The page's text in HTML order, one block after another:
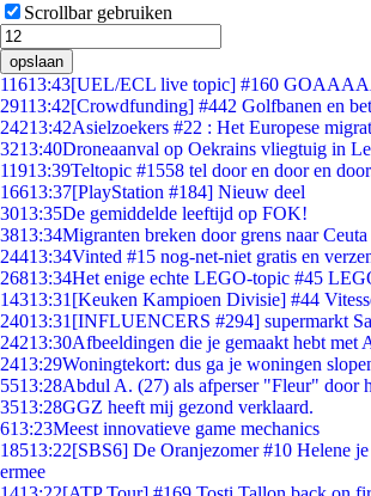
Scrollbar gebruiken
opslaan
11613:43[UEL/ECL live topic] #160
29113:42[Crowdfunding] #442 Golfbanen en
24213:42Asielzoekers #22 : Het Europese
3213:40Droneaanval op Oekrains vliegtuig in
11913:39Teltopic #1558 tel door en door en
16613:37[PlayStation #184] Nieuw deel
3013:35De gemiddelde leeftijd op FOK!
3813:34Migranten breken door grens naar
24413:34Vinted #15 nog-net-niet gratis en
26813:34Het enige echte LEGO-topic #45
14313:31 [Keuken Kampioen Divisie] #44
24013:31 [INFLUENCERS #294] supermarkt
24213:30Afbeeldingen die je gemaakt hebt met
2413:29Woningtekort: dus ga je woningen
5513:28Abdul A. (27) als afperser "Fleur" door
3513:28GGZ heeft mij gezond verklaard.
613:23Meest innovatieve game mechanics
18513:22[SBS6] De Oranjezomer #10 Helene
ermee